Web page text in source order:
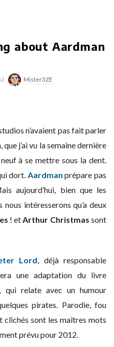
about Aardman
Mister3ZE
n’avaient pas fait parler
, que j’ai vu la semaine dernière
à se mettre sous la dent.
dort. Aardman prépare pas
aujourd’hui, bien que les
intéresserons qu’a deux
! etArthur Christmas sont
Lord, déjà responsable
une adaptation du livre
, qui relate avec un humour
pirates. Parodie, fou
clichés sont les maîtres mots
prévu pour 2012.